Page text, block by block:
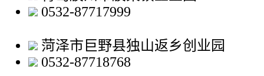
0532-87717999
菏泽市巨野县独山返乡创业园
0532-87718768